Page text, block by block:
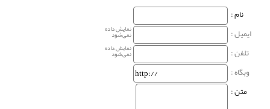
نام‌ :
ایمیل :
نمایش داده
نمی‌شود
تلفن : نمایش داده
نمی‌شود
وبگاه‌ :
متن :